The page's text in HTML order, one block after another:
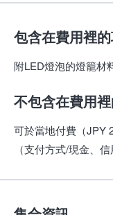
包含在費用裡
附LED燈泡的燈籠材
不包含在費用
可於當地付費（JPY
（支付方式/現金、信